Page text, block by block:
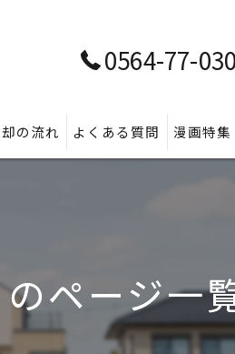
0564-77-
の流れ よくある質問 漫画特集
ページ一